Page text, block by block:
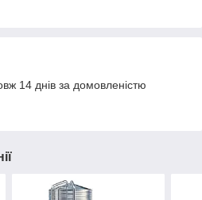
14 днів за домовленістю